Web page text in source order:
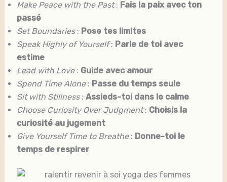
Make Peace with the Past: Fais la paix avec ton
passé
Set Boundaries: Pose tes limites
Speak Highly of Yourself: Parle de toi avec
estime
Lead with Love: Guide avec amour
Spend Time Alone: Passe du temps seule
Sit with Stillness: Assieds-toi dans le calme
Choose Curiosity Over Judgment: Choisis la
curiosité au jugement
Give Yourself Time to Breathe: Donne-toi le
temps de respirer